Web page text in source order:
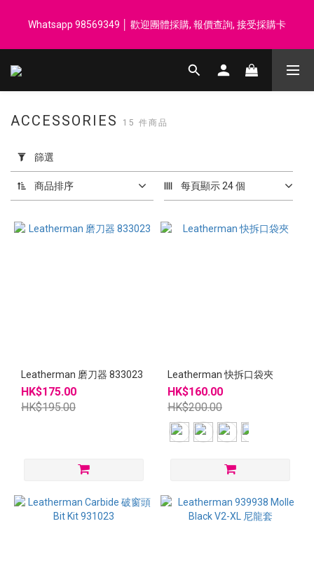
汗毛巾 韓國制 送完即止
Whatsapp 98569349 │ 歡迎團體採購, 報價查詢, 接受採購卡
登記會員享每$50回贈$1 │ 滿HK$899 送 N-rit Campack Towel 吸
用
篩
選
(0/20)
價格
ACCESSORIES 15 件商品
篩選
商品排序 每頁顯示 24 個
Leatherman 磨刀器 833023
HK$175.00
HK$195.00
Leatherman 快拆口袋夾
HK$160.00
HK$200.00